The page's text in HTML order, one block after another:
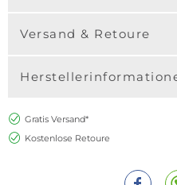
Versand & Retoure
Gratis Versand*
Kostenlose Retoure